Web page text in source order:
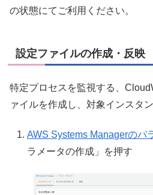
の状態にてご利用ください。
設定ファイルの作成・反映
特定プロセスを監視する、
ァイルを作成し、対象インスタ
AWS Systems Managerのパ
ラメータの作成」を押す